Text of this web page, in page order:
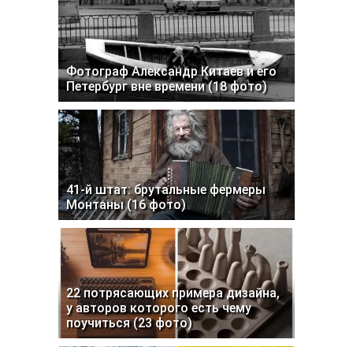
Фотограф Александр Китаев и его
Петербург вне времени (18 фото)
41-й штат: брутальные фермеры
Монтаны (16 фото)
22 потрясающих примера дизайна,
у авторов которого есть чему
поучиться (23 фото)